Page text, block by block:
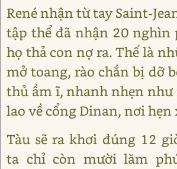
René nhận từ tay Saint-
tập thể đã nhận 20 nghìn
họ thả con nợ ra. Thế là
mở toang, rào chắn bị dỡ
thủ ầm ĩ, nhanh nhẹn
lao về cổng Dinan, nơi hẹn
Tàu sẽ ra khơi đúng 12
ta chỉ còn mười lăm